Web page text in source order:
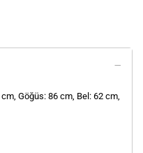
cm, Göğüs: 86 cm, Bel: 62 cm,